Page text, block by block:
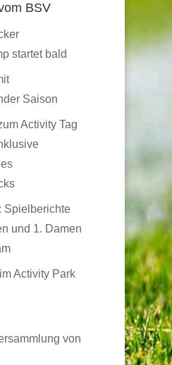
BSV
startet bald
Saison
Activity Tag
Spielberichte
und 1. Damen
Activity Park
von